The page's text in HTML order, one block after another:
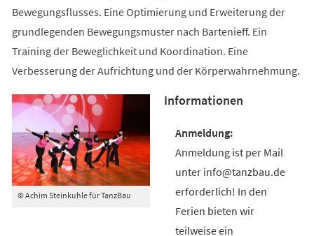
Bewegungsflusses. Eine Optimierung und Erweiterung der
grundlegenden Bewegungsmuster nach Bartenieff. Ein
Training der Beweglichkeit und Koordination. Eine
Verbesserung der Aufrichtung und der Körperwahrnehmung.
© Achim Steinkuhle für TanzBau
Informationen
Anmeldung ist per Mail
unter info@tanzbau.de
erforderlich! In den
Ferien bieten wir
teilweise ein